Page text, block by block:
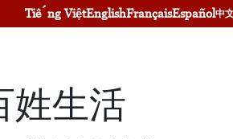
Tiếng ViệtEnglishFrançaisEspañol中
姓生活